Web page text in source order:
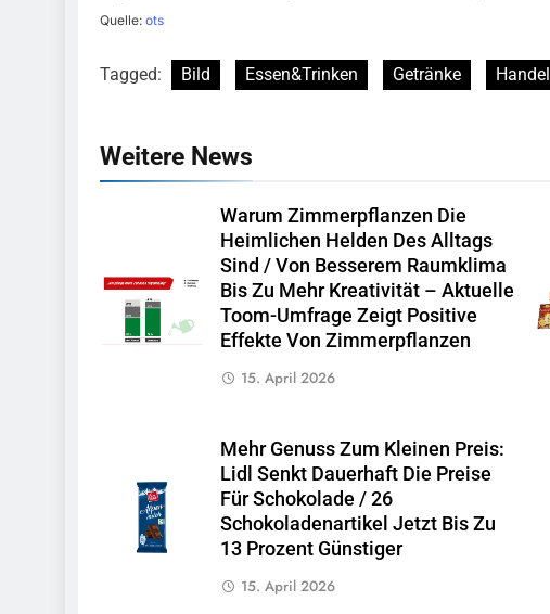
Quelle: ots
Tagged: Bild Essen&Trinken Getränke Handel
Weitere News
Warum Zimmerpflanzen Die
Heimlichen Helden Des Alltags
Sind / Von Besserem Raumklima
Bis Zu Mehr Kreativität – Aktuelle
Toom-Umfrage Zeigt Positive
Effekte Von Zimmerpflanzen
15. April 2026
Mehr Genuss Zum Kleinen Preis:
Lidl Senkt Dauerhaft Die Preise
Für Schokolade / 26
Schokoladenartikel Jetzt Bis Zu
13 Prozent Günstiger
15. April 2026